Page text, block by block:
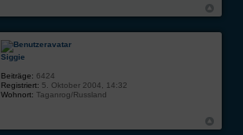
Siggie
Beiträge: 6424
Registriert: 5. Oktober 2004, 14:32
Wohnort: Taganrog/Russland